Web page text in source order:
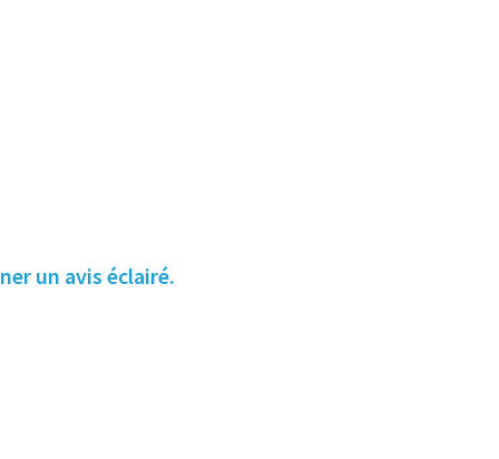
un avis éclairé.